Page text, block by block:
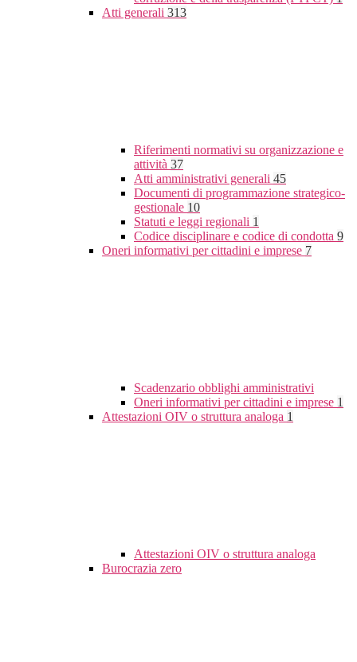
Atti generali 313
Riferimenti normativi su organizzazione e
attività 37
Atti amministrativi generali 45
Documenti di programmazione strategico-
gestionale 10
Statuti e leggi regionali 1
Codice disciplinare e codice di condotta 9
Oneri informativi per cittadini e imprese 7
Scadenzario obblighi amministrativi
Oneri informativi per cittadini e imprese 1
Attestazioni OIV o struttura analoga 1
Attestazioni OIV o struttura analoga
Burocrazia zero